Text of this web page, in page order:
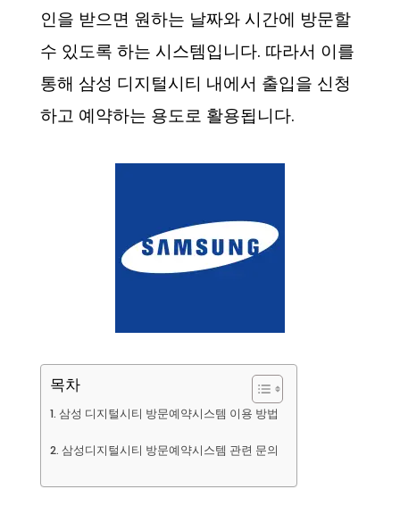
인을 받으면 원하는 날짜와 시간에 방문할
수 있도록 하는 시스템입니다. 따라서 이를
통해 삼성 디지털시티 내에서 출입을 신청
하고 예약하는 용도로 활용됩니다.
목차
삼성 디지털시티 방문예약시스템 이용 방법
삼성디지털시티 방문예약시스템 관련 문의